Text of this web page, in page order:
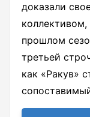
доказали
прошлом
третьей
как «Ракув»